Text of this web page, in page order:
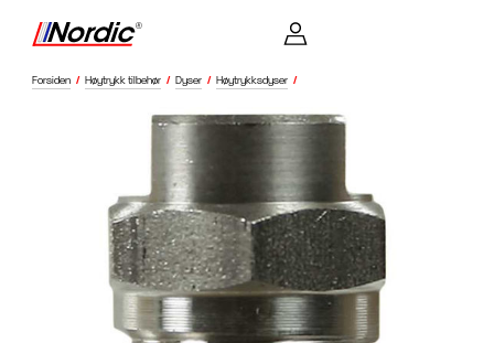
Forsiden / Høytrykk tilbehør / Dyser / Høytrykksdyser /